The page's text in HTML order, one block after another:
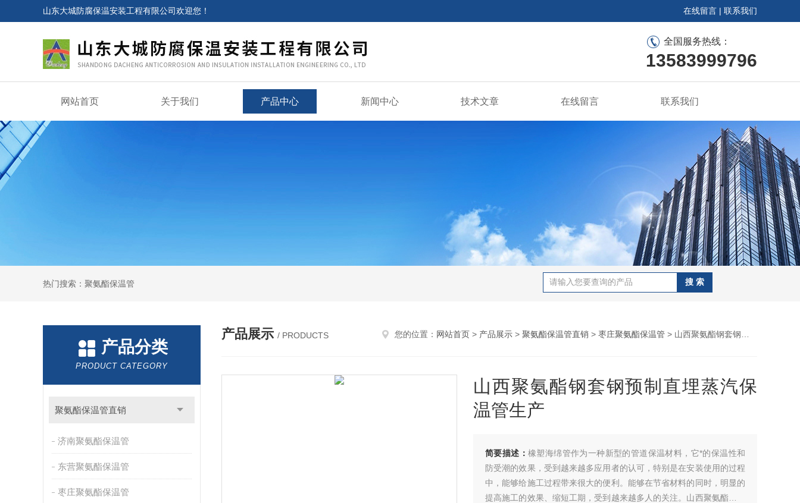
山东大城防腐保温安装工程有限公司欢迎您！ 在线留言 | 联系我们
全国服务热线：
13583999796
网站首页 关于我们 产品中心 新闻中心 技术文章 在线留言 联系我们
热门搜索：聚氨酯保温管
产品分类
PRODUCT CATEGORY
聚氨酯保温管直销
济南聚氨酯保温管
东营聚氨酯保温管
枣庄聚氨酯保温管
产品展示 / PRODUCTS 您的位置： 网站首页 > 产品展示 > 聚氨酯保温管直销 > 枣庄聚氨酯保温管 > 山西聚氨酯钢套钢预制直埋蒸汽保温管生产
山西聚氨酯钢套钢预制直埋蒸汽保
温管生产
简要描述： 橡塑海绵管作为一种新型的管道保温材料，它*的保温性和
防受潮的效果，受到越来越多应用者的认可，特别是在安装使用的过程
中，能够给施工过程带来很大的便利。能够在节省材料的同时，明显的
提高施工的效果、缩短工期，受到越来越多人的关注。山西聚氨酯钢套